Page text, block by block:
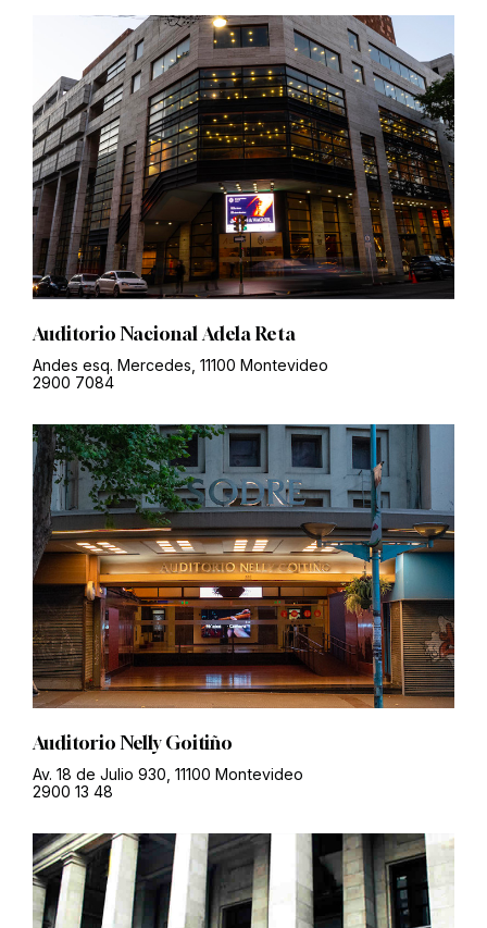
Auditorio Nacional Adela Reta
Andes esq. Mercedes, 11100 Montevideo
2900 7084
Auditorio Nelly Goitiño
Av. 18 de Julio 930, 11100 Montevideo
2900 13 48